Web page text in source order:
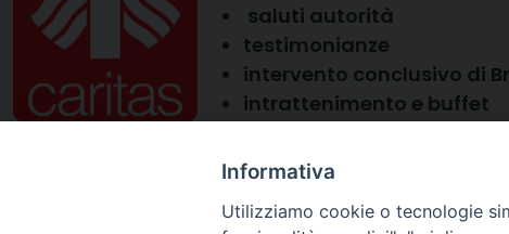
saluti autorità
testimonianze
intervento conclusivo di
intrattenimento e buffet
Informativa
Utilizziamo cookie o tecnologie